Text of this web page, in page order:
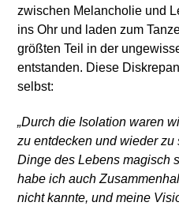
zwischen Melancholie und
ins Ohr und laden zum
größten Teil in der
entstanden. Diese
selbst:
„Durch die Isolation waren
zu entdecken und wieder
Dinge des Lebens magisch
habe ich auch
nicht kannte, und meine